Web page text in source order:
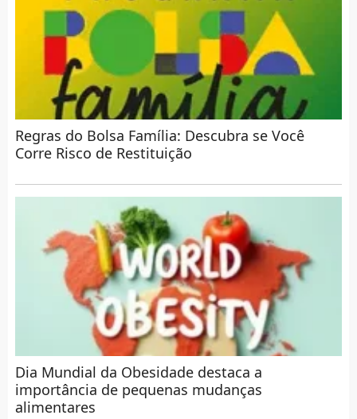
Regras do Bolsa Família: Descubra se Você
Corre Risco de Restituição
Dia Mundial da Obesidade destaca a
importância de pequenas mudanças
alimentares